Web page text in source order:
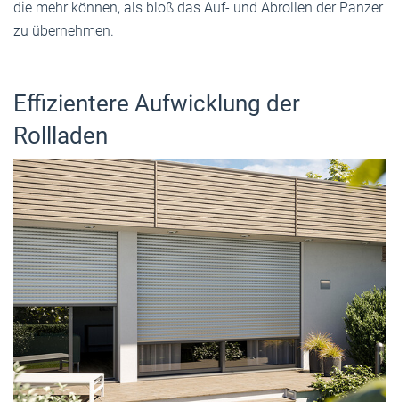
die mehr können, als bloß das Auf- und Abrollen der Panzer
zu übernehmen.
Effizientere Aufwicklung der
Rollladen